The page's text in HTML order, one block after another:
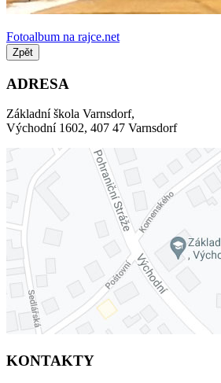
Fotoalbum na rajce.net
Zpět
ADRESA
Základní škola Varnsdorf,
Východní 1602, 407 47 Varnsdorf
KONTAKTY